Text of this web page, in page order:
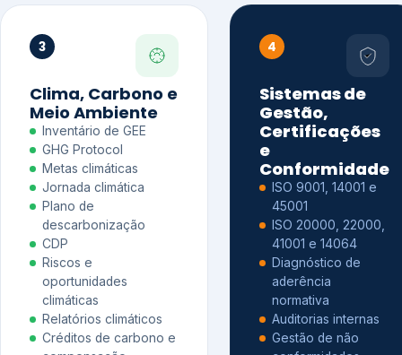
3
Clima, Carbono e
Meio Ambiente
Inventário de GEE
GHG Protocol
Metas climáticas
Jornada climática
Plano de
descarbonização
CDP
Riscos e
oportunidades
climáticas
Relatórios climáticos
Créditos de carbono e
4
Sistemas de
Gestão,
Certificações
e
Conformidade
ISO 9001, 14001 e
45001
ISO 20000, 22000,
41001 e 14064
Diagnóstico de
aderência
normativa
Auditorias internas
Gestão de não